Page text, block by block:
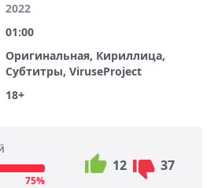
2022
01:00
Оригинальная, Кириллица,
Субтитры, ViruseProject
18+
75%
12 37